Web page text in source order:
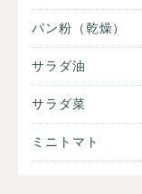
パン粉（乾燥）
サラダ油
サラダ菜
ミニトマト